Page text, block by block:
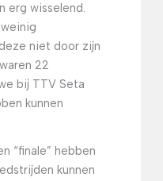
erg wisselend.
niet door zijn
22
bij TTV Seta
kunnen
“finale” hebben
kunnen